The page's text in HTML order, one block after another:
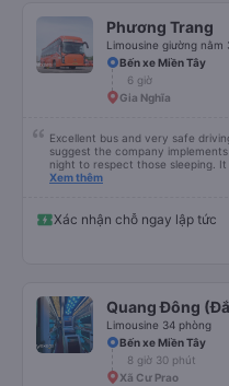
Phương Trang
Limousine giường nằm
Bến xe Miền Tây
6 giờ
Gia Nghĩa
Excellent bus and very safe
suggest the company
night to respect those sleeping. It
please display the Wi-Fi
quy định rõ ràng về việc giữ im
để tránh làm phiền hành khách
khẩu Wi-Fi trong xe để hành
Xem thêm
Xác nhận chỗ ngay lập tức
Quang Đông
Limousine 34 phòng
Bến xe Miền Tây
8 giờ 30 phút
Xã Cư Prao